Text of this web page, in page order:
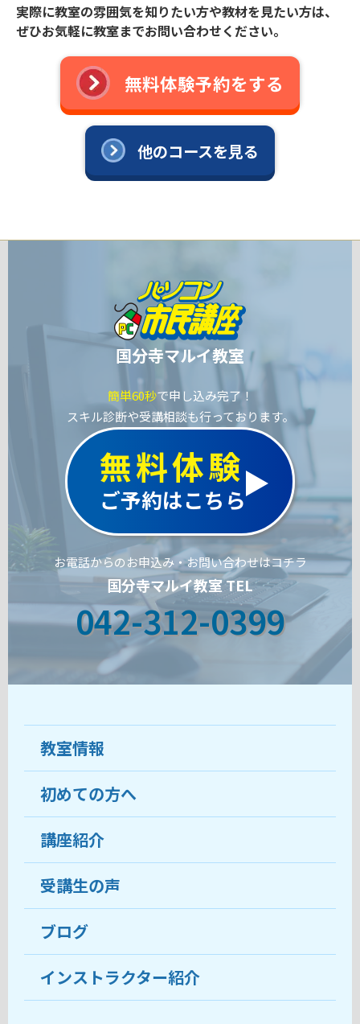
実際に教室の雰囲気を知りたい方や教材を見たい方は、
ぜひお気軽に教室までお問い合わせください。
無料体験予約をする
他のコースを見る
国分寺マルイ教室
簡単60秒で申し込み完了！
スキル診断や受講相談も行っております。
無料体験
ご予約はこちら
お電話からのお申込み・お問い合わせはコチラ
国分寺マルイ教室 TEL
042-312-0399
教室情報
教室について
受講生の声
おすすめ・人気の講座
目的から講座を探す
教室ブログ
初めての方へ
ココがおすすめ
料金
受講までの流れ
よくあるご質問
講座紹介
受講生の声
ブログ
インストラクター紹介